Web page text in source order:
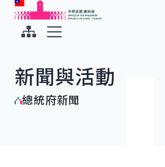
跳到主要內容
中華民國總統府
新聞與活動
總統府新聞